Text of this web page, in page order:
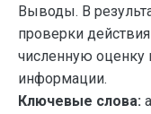
Выводы. В
проверки
численную оценку
информации.
Ключевые слова: